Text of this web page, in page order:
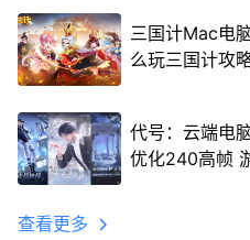
三国计Mac电
么玩三国计攻
代号：云端电
优化240高帧
查看更多